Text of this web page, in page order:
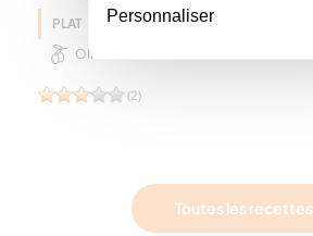
Personnaliser
PLAT Printemps
Olive
(2)
Toutes les recettes